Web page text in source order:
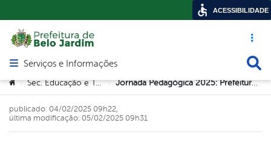
Acesso
Abrir menu principal de navegação
Serviços e Informações
Você está aqui:
> Sec. Educação e Tecnologia > Jornada Pedagógica 2025: Prefeitura de Belo Jardim realiza mais uma edição e anuncia novidades para professores
publicado: 04/02/2025 09h22,
última modificação: 05/02/2025 09h31
ACESSIBILIDADE